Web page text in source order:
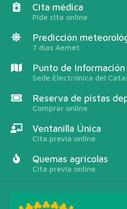
Cita médica
Pide cita online
Predicción
7 días Aemet
Punto de
Sede Electrónica del
Reserva de pistas
Comprar online
Ventanilla Única
Cita previa online
Quemas agrícolas
Cita previa online